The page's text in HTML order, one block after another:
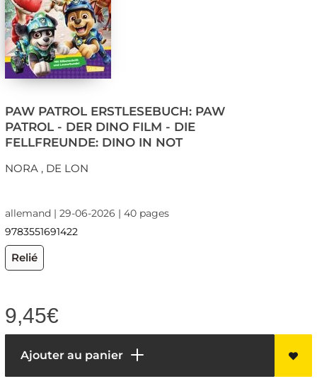
PAW PATROL ERSTLESEBUCH: PAW
PATROL - DER DINO FILM - DIE
FELLFREUNDE: DINO IN NOT
NORA , DE LON
allemand | 29-06-2026 | 40 pages
9783551691422
Relié
9,45€
Ajouter au panier